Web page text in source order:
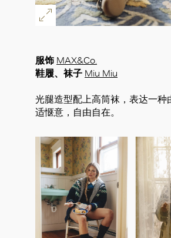
服饰 MAX&Co.
鞋履、袜子 Miu Miu
光腿造型配上高筒袜，表达一种
适惬意，自由自在。